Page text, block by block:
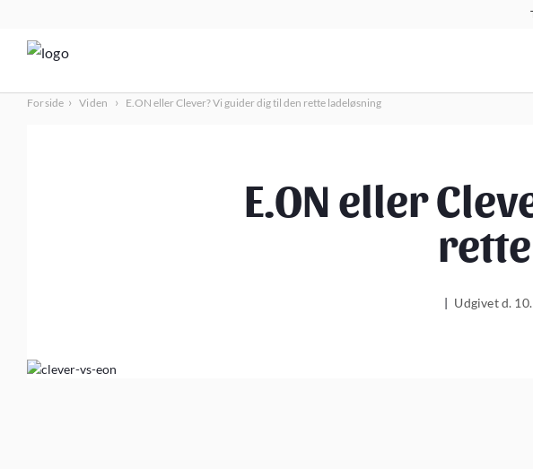
Forside › Viden › E.ON eller Clever? Vi guider dig til den rette ladeløsning
E.ON eller
| Udgivet d.